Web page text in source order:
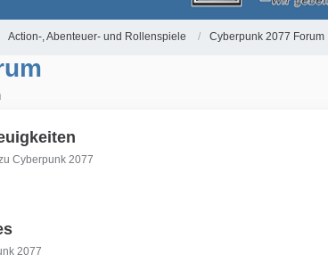
Action-, Abenteuer- und Rollenspiele Cyberpunk 2077 Forum
Cyberpunk 2077
2077